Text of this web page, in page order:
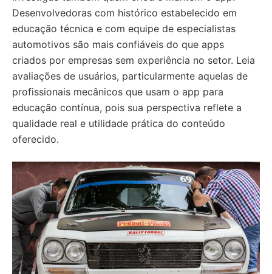
Desenvolvedoras com histórico estabelecido em
educação técnica e com equipe de especialistas
automotivos são mais confiáveis do que apps
criados por empresas sem experiência no setor. Leia
avaliações de usuários, particularmente aquelas de
profissionais mecânicos que usam o app para
educação contínua, pois sua perspectiva reflete a
qualidade real e utilidade prática do conteúdo
oferecido.